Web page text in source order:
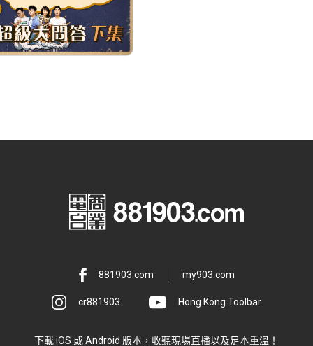
881903.com my903.com
cr881903 Hong Kong Toolbar
下載 iOS 或 Android 版本，收聽現場直播以及足本重溫！